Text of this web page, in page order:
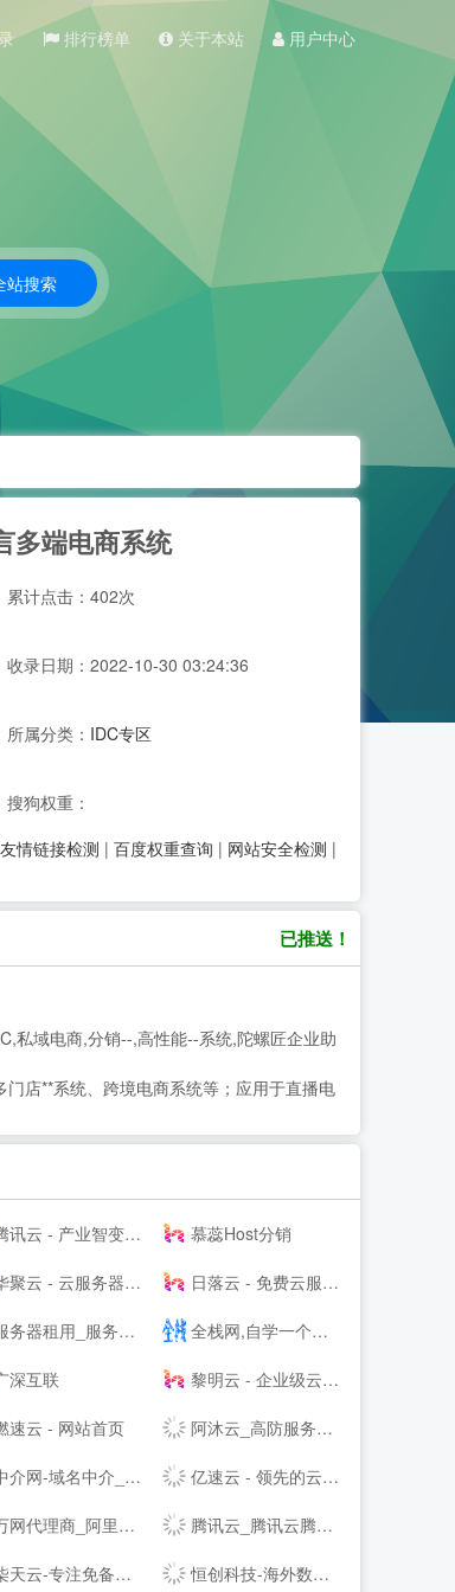
排行榜单 关于本站 用户中心
多端电商系统
累计点击：402次
收录日期：2022-10-30 03:24:36
所属分类： IDC专区
搜狗权重：
友情链接检测 | 百度权重查询 | 网站安全检测 |
已推送！
私域电商,分销--,高性能--系统,陀螺匠企业助
店**系统、跨境电商系统等；应用于直播电
讯云 - 产业智变 云启未来 慕蕊Host分销
云 - 云服务器租用提供商 日落云 - 免费云服务器免费主机专注优质云服务
器租用_服务器托管_虚拟主机_云主机_vps-紫田网络 全栈网,自学一个全栈工程师
深互联 黎明云 - 企业级云服务器、服务器租用托管服务提供商
速云 - 网站首页 阿沐云_高防服务器_香港服务器_高性价比云计算产品
-域名中介_网站中介_第三方中介交易平台-zhongjie.com 亿速云 - 领先的云服务器、高防服务器、香港服务器云计算服务商！
理商_阿里云代理商_虚拟主机_网页空间_企业邮箱_域名注册 腾讯云_腾讯云腾讯课堂--
注免备案云主机vps服务器|美国高防香港vps|高防cdn|高防主机空间|就上柒天云 恒创科技-海外数据中心服务商_香港服务器_海外云服务器